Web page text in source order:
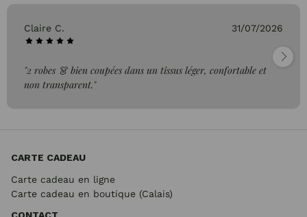
Claire C. 31/07/2026
"2 robes 👗 bien coupées dans un tissus léger, confortable et
non transparent."
CARTE CADEAU
Carte cadeau en ligne
Carte cadeau en boutique (Calais)